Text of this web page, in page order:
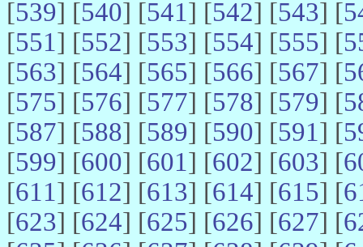
[539] [540] [541] [542] [543] [
[551] [552] [553] [554] [555] [
[563] [564] [565] [566] [567] [
[575] [576] [577] [578] [579] [
[587] [588] [589] [590] [591] [
[599] [600] [601] [602] [603] [
[611] [612] [613] [614] [615] [
[623] [624] [625] [626] [627] [